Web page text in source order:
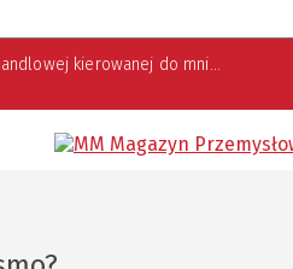
drogą elektroniczną (Dz. U. 144 z 2002 r. poz. 1204). Zgoda jest dobrowolna, jednak jej wyrażenie jest konieczne, aby otrzymywać newsletter.